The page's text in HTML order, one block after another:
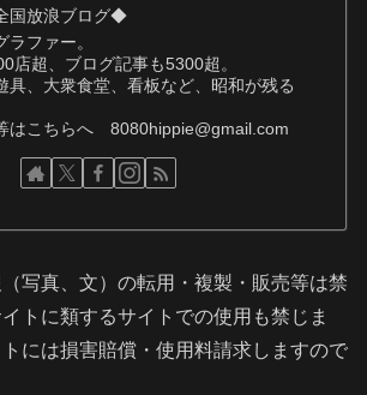
国放浪ブログ◆
ファー。
店超、ブログ記事も5300超。
具、大衆食堂、看板など、昭和が残る
はこちらへ 8080hippie@gmail.com
写真、文）の転用・複製・販売等は禁
トに類するサイトでの使用も禁じま
には損害賠償・使用料請求しますので